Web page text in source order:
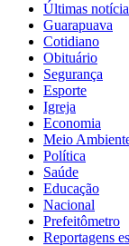
Últimas
Guarapuava
Cotidiano
Obituário
Segurança
Esporte
Igreja
Economia
Meio
Política
Saúde
Educação
Nacional
Prefeitômetro
Reportagens